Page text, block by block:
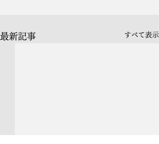
最新記事 すべて表示